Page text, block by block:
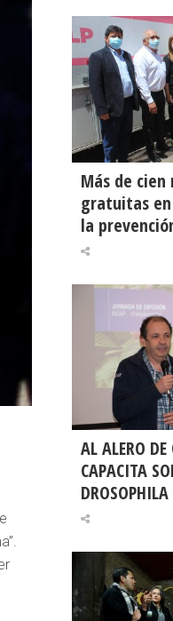
Más de
gratuitas
la
AL ALERO
CAPACITA